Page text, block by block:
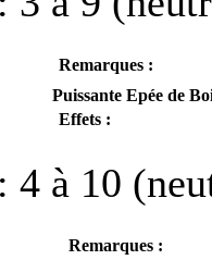
Remarques :
Puissante Epée de
Effets :
4 à 10
Remarques :